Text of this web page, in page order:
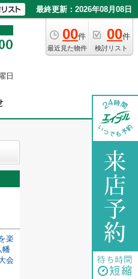
最終更新：2026年08月08日
00件
最近見た物件
00件
検討リスト
日
楽
会